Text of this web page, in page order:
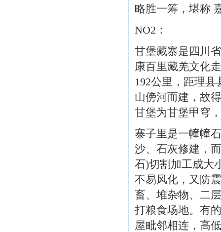
略胜一筹，堪称
NO2：
甘堡藏寨是四川
康百里藏羌文化
192公里，距理
山傍河而建，故
甘堡为甘堡甲穹
寨子里是一幢幢
沙、石灰修建，
石)切割加工成大
不易风化，又防
畜、堆杂物、二
打粮食场地。有
屋毗邻相连，高